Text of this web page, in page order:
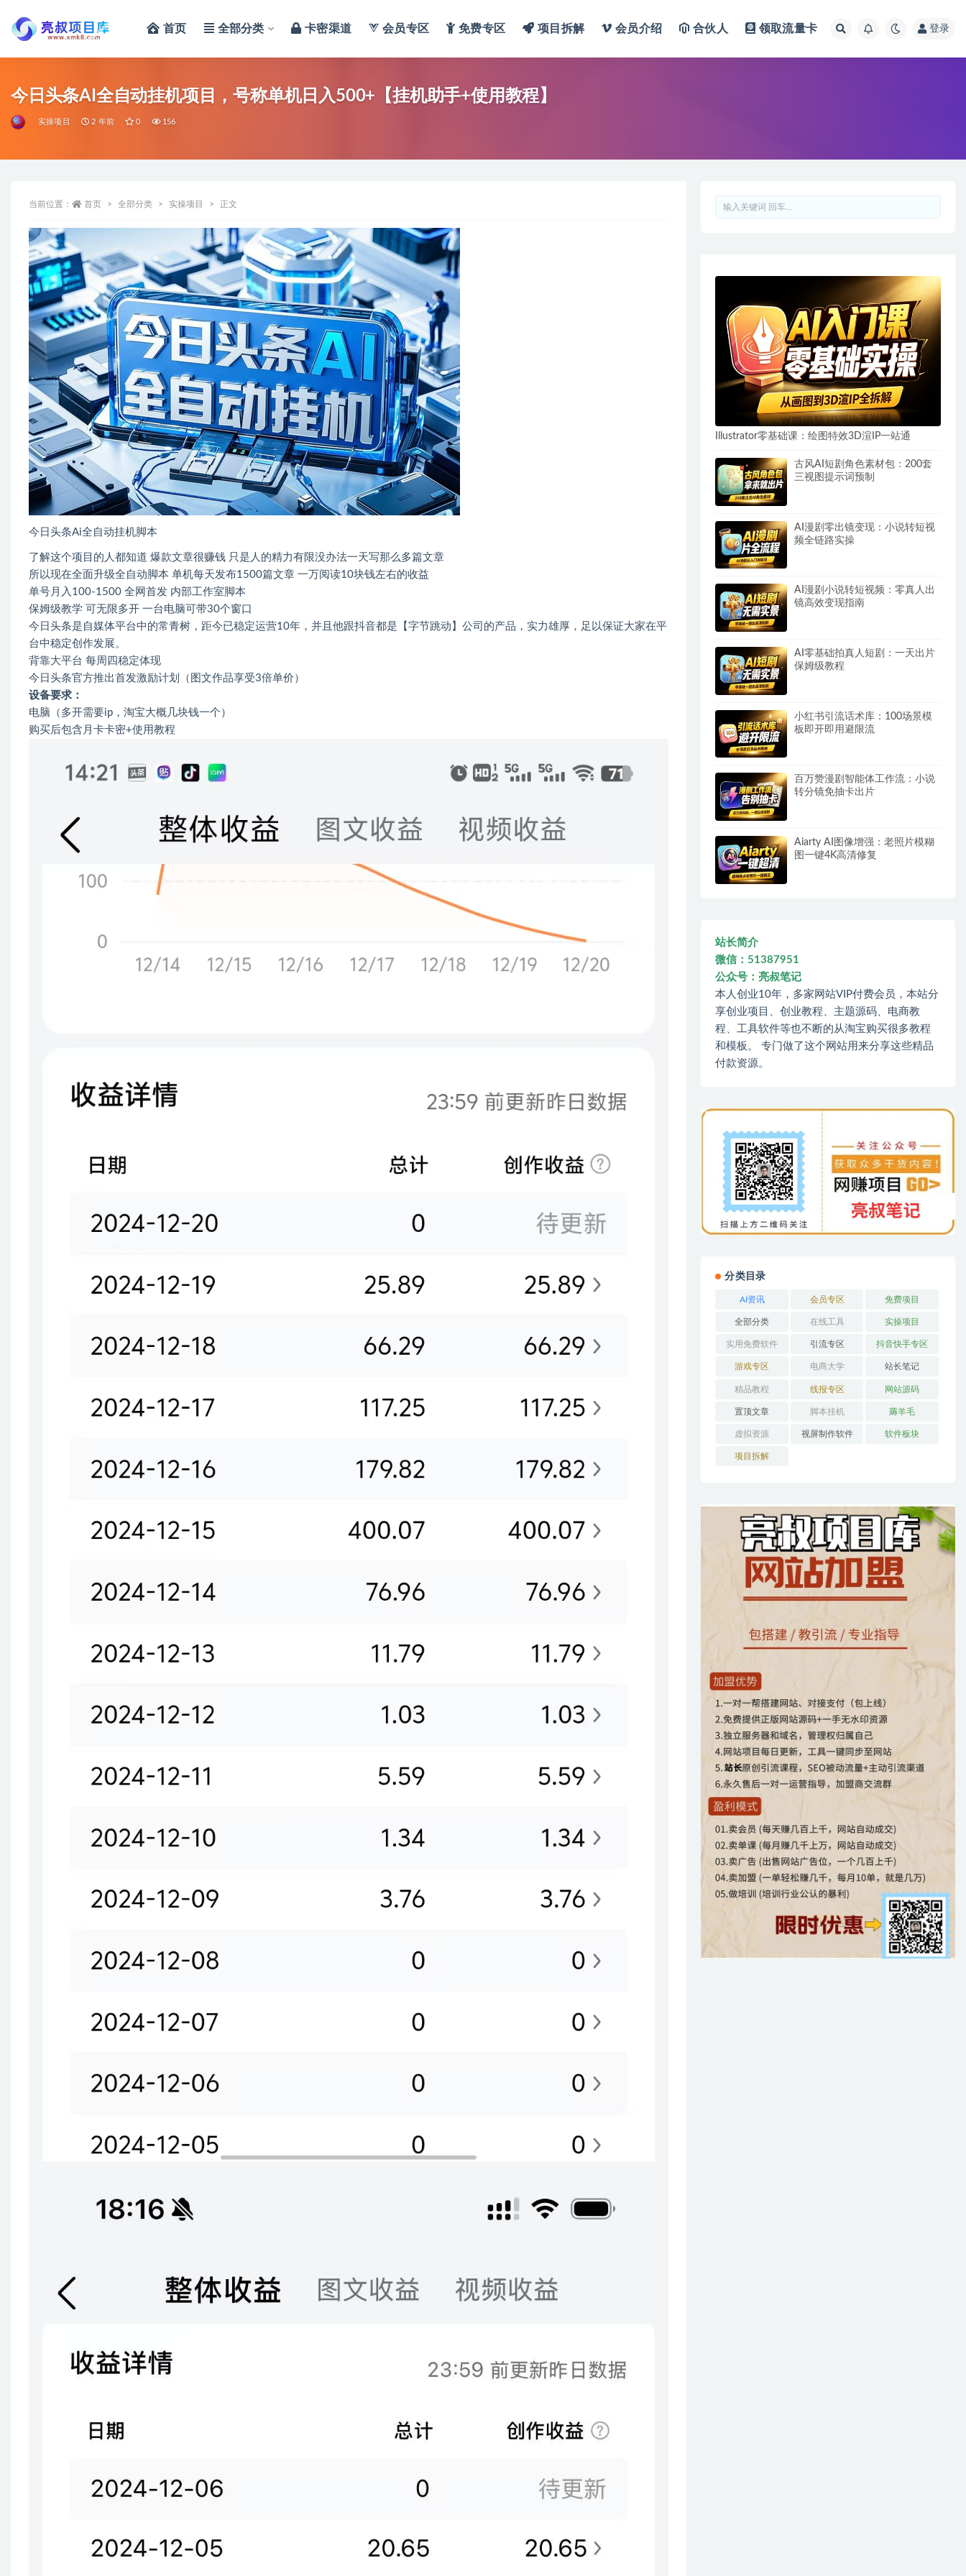
首页 全部分类 卡密渠道 会员专区 免费专区 项目拆解 会员介绍 合伙人 领取流量卡 登录
今日头条AI全自动挂机项目，号称单机日入500+【挂机助手+使用教程】
实操项目 2 年前 0 156
当前位置： 首页 全部分类 实操项目 正文
今日头条Ai全自动挂机脚本
了解这个项目的人都知道 爆款文章很赚钱 只是人的精力有限没办法一天写那么多篇文章
所以现在全面升级全自动脚本 单机每天发布1500篇文章 一万阅读10块钱左右的收益
单号月入100-1500 全网首发 内部工作室脚本
保姆级教学 可无限多开 一台电脑可带30个窗口
今日头条是自媒体平台中的常青树，距今已稳定运营10年，并且他跟抖音都是【字节跳动】公司的产品，实力雄厚，足以保证大家在平
台中稳定创作发展。
背靠大平台 每周四稳定体现
今日头条官方推出首发激励计划（图文作品享受3倍单价）
设备要求：
电脑（多开需要ip，淘宝大概几块钱一个）
购买后包含月卡卡密+使用教程
Illustrator零基础课：绘图特效3D渲IP一站通
古风AI短剧角色素材包：200套
三视图提示词预制
AI漫剧零出镜变现：小说转短视
频全链路实操
AI漫剧小说转短视频：零真人出
镜高效变现指南
AI零基础拍真人短剧：一天出片
保姆级教程
小红书引流话术库：100场景模
板即开即用避限流
百万赞漫剧智能体工作流：小说
转分镜免抽卡出片
Aiarty AI图像增强：老照片模糊
图一键4K高清修复
站长简介
微信：51387951
公众号：亮叔笔记
本人创业10年，多家网站VIP付费会员，本站分
享创业项目、创业教程、主题源码、电商教
程、工具软件等也不断的从淘宝购买很多教程
和模板。 专门做了这个网站用来分享这些精品
付款资源。
分类目录
AI资讯 会员专区 免费项目
全部分类 在线工具 实操项目
实用免费软件 引流专区 抖音快手专区
游戏专区 电商大学 站长笔记
精品教程 线报专区 网站源码
置顶文章 脚本挂机 薅羊毛
虚拟资源 视屏制作软件 软件板块
项目拆解